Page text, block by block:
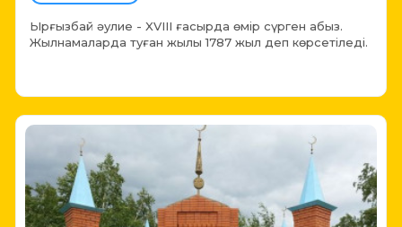
Ырғызбай әулие - XVIII ғасырда өмір сүрген абыз.
Жылнамаларда туған жылы 1787 жыл деп көрсетіледі.